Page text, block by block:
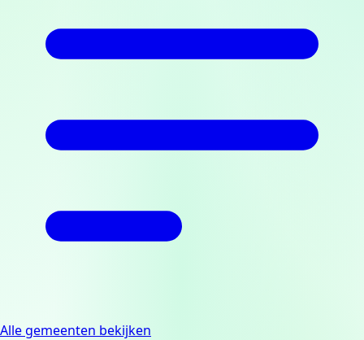
Alle gemeenten bekijken